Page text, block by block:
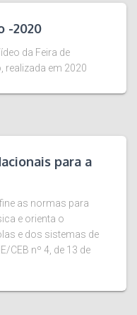
-2020
da Feira de
realizada em 2020
para a
as normas para
e orienta o
e dos sistemas de
CEB nº 4, de 13 de